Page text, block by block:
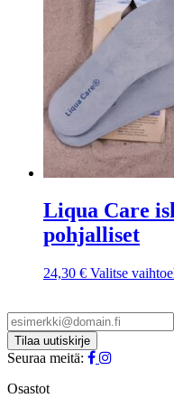
Liqua Care
pohjalliset
24,30 € Valitse
Seuraa meitä:
Osastot